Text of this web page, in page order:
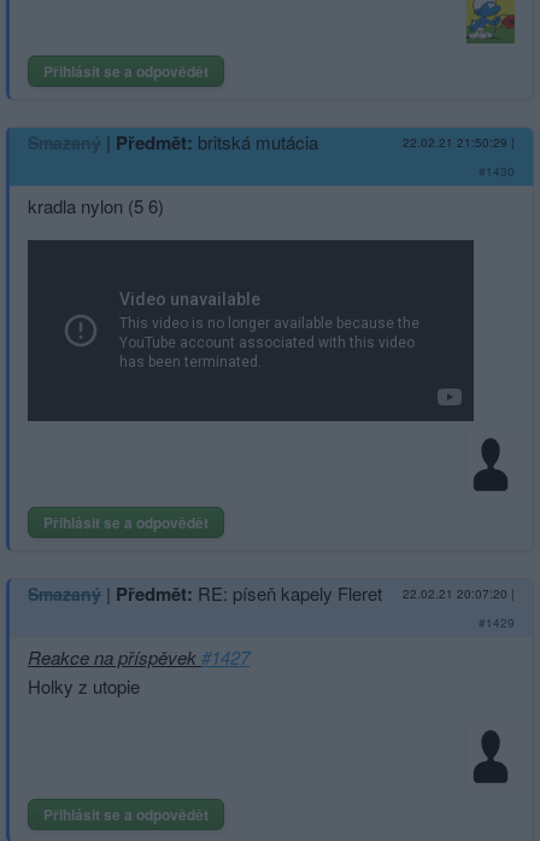
Přihlásit se a odpovědět
Smazaný | Předmět: britská mutácia 22.02.21 21:50:29 |
#1430
kradla nylon (5 6)
Přihlásit se a odpovědět
Smazaný | Předmět: RE: píseň kapely Fleret 22.02.21 20:07:20 |
#1429
Reakce na příspěvek#1427
Holky z utopie
Přihlásit se a odpovědět